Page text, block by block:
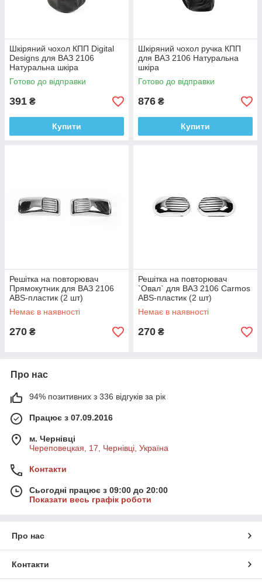
Шкіряний чохол КПП Digital
Designs для ВАЗ 2106
Натуральна шкіра
Готово до відправки
391 ₴
Купити
Шкіряний чохол ручка КПП
для ВАЗ 2106 Натуральна
шкіра
Готово до відправки
876 ₴
Купити
Решітка на повторювач
Прямокутник для ВАЗ 2106
ABS-пластик (2 шт)
Немає в наявності
270 ₴
Решітка на повторювач
`Овал` для ВАЗ 2106 Carmos
ABS-пластик (2 шт)
Немає в наявності
270 ₴
Про нас
94% позитивних з 336 відгуків за рік
Працює з 07.09.2016
м. Чернівці
Череповецкая, 17, Чернівці, Україна
Контакти
Сьогодні працює з 09:00 до 20:00
Показати весь графік роботи
Про нас
Контакти